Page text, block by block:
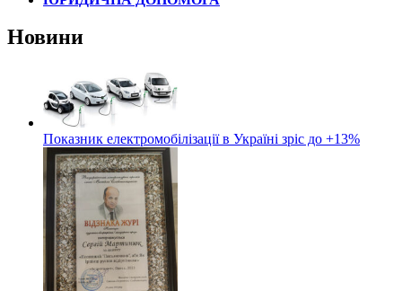
Новини
Показник електромобілізації в Україні зріс до +13%